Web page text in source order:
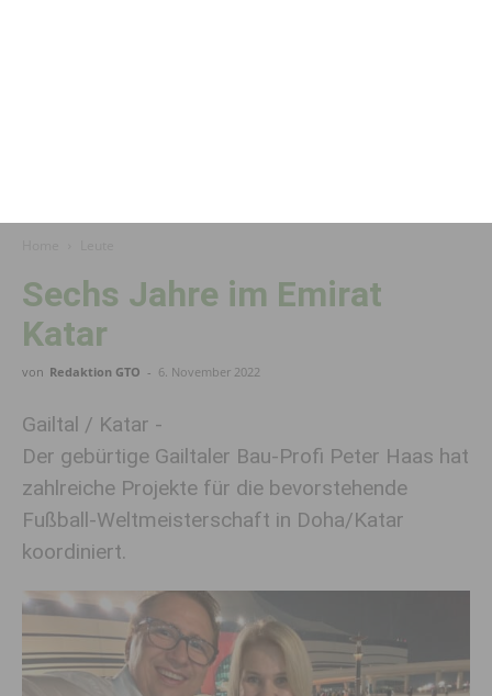
Sechs Jahre im Emirat
Katar
von Redaktion GTO - 6. November 2022
Gailtal / Katar -
Der gebürtige Gailtaler Bau-Profi Peter Haas hat
zahlreiche Projekte für die bevorstehende
Fußball-Weltmeisterschaft in Doha/Katar
koordiniert.